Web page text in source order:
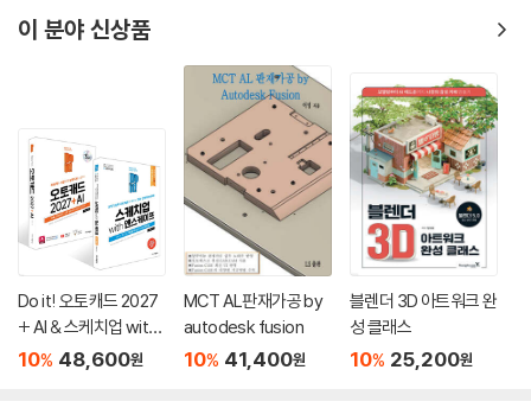
이 분야 신상품
Do it! 오토캐드 2027
+ AI & 스케치업 with
엔스케이프 세트(2권)
10% 48,600원
MCT AL판재가공 by
autodesk fusion
10% 41,400원
블렌더 3D 아트워크 완
성 클래스
10% 25,200원